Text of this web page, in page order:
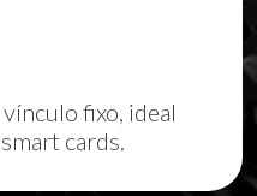
fixo, ideal
cards.